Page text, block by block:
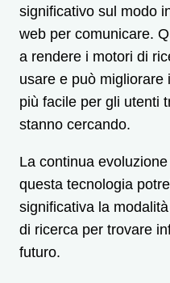
significativo sul modo
web per comunicare.
a rendere i motori di
usare e può
più facile per gli utenti
stanno cercando.
La continua
questa tecnologia
significativa la
di ricerca per trovare
futuro.